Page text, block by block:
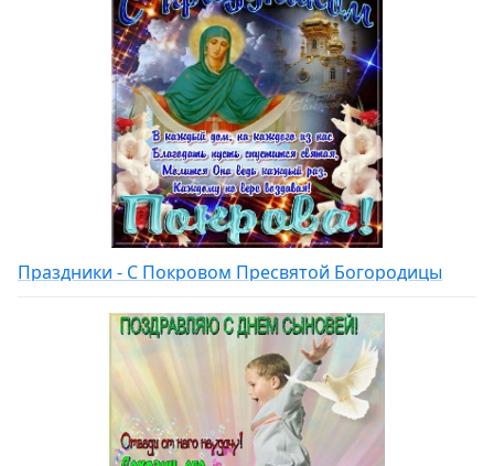
Праздники - С Покровом Пресвятой Богородицы